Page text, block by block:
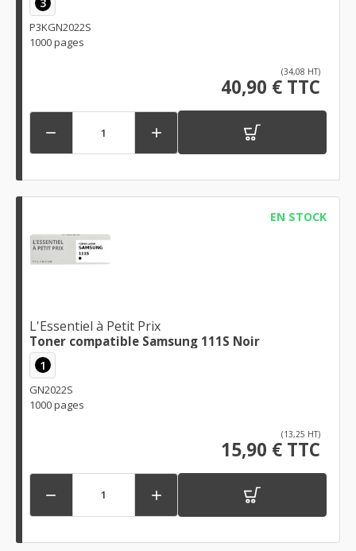
3
P3KGN2022S
1000 pages
(34,08 HT)
40,90 € TTC
 
EN STOCK
L'Essentiel à Petit Prix
Toner compatible Samsung 111S Noir
1
GN2022S
1000 pages
(13,25 HT)
15,90 € TTC
 